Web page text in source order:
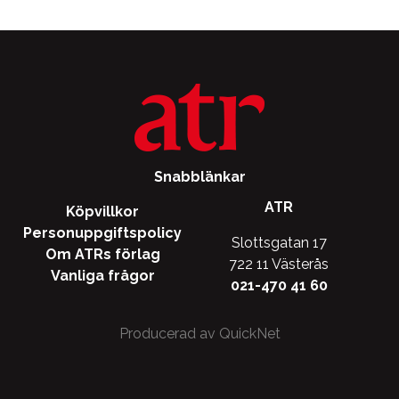
olika
väljas
produktsidan
olika
Snabblänkar
Köpvillkor
Personuppgiftspolicy
Om ATRs förlag
Vanliga frågor
ATR
Slottsgatan 17
722 11 Västerås
021-470 41 60
Producerad av QuickNet